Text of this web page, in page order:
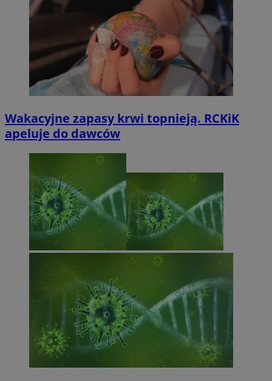
Wakacyjne zapasy krwi topnieją. RCKiK
apeluje do dawców